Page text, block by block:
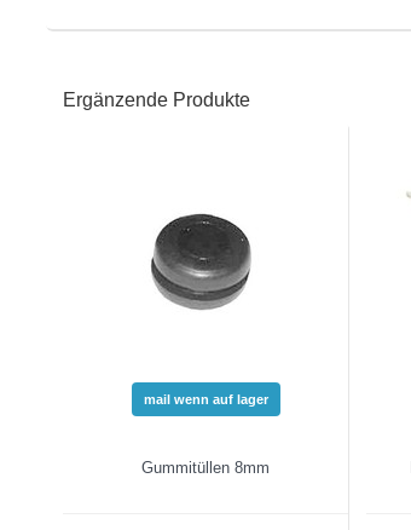
Ergänzende Produkte
mail wenn auf lager
Gummitüllen 8mm